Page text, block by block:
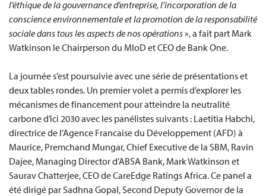
l’éthique de la gouvernance d’entreprise, l’incorporation de la
conscience environnementale et la promotion de la responsabilité
sociale dans tous les aspects de nos opérations», a fait part Mark
Watkinson le Chairperson du MIoD et CEO de Bank One.
La journée s’est poursuivie avec une série de présentations et
deux tables rondes. Un premier volet a permis d’explorer les
mécanismes de financement pour atteindre la neutralité
carbone d’ici 2030 avec les panélistes suivants : Laetitia Habchi,
directrice de l’Agence Francaise du Développement (AFD) à
Maurice, Premchand Mungar, Chief Executive de la SBM, Ravin
Dajee, Managing Director d’ABSA Bank, Mark Watkinson et
Saurav Chatterjee, CEO de CareEdge Ratings Africa. Ce panel a
été dirigé par Sadhna Gopal, Second Deputy Governor de la